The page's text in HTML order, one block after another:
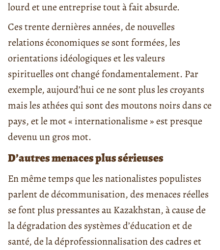
lourd et une entreprise tout à fait absurde.
Ces trente dernières années, de nouvelles
relations économiques se sont formées, les
orientations idéologiques et les valeurs
spirituelles ont changé fondamentalement. Par
exemple, aujourd’hui ce ne sont plus les croyants
mais les athées qui sont des moutons noirs dans ce
pays, et le mot « internationalisme » est presque
devenu un gros mot.
D’autres menaces plus sérieuses
En même temps que les nationalistes populistes
parlent de décommunisation, des menaces réelles
se font plus pressantes au Kazakhstan, à cause de
la dégradation des systèmes d’éducation et de
santé, de la déprofessionnalisation des cadres et